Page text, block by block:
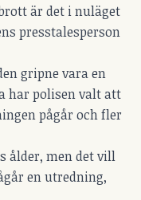
är det i nuläget
presstalesperson
gripne vara en
har polisen valt att
pågår och fler
ålder, men det vill
en utredning,